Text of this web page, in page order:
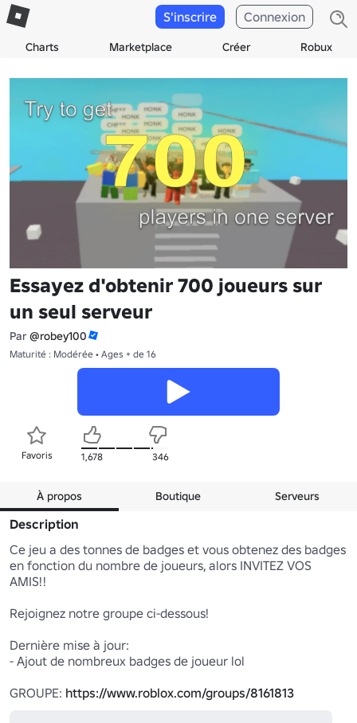
Charts Marketplace Créer Robux
S'inscrire Connexion
Essayez d'obtenir 700 joueurs sur
un seul serveur
Par @robey100
Maturité : Modérée • Ages + de 16
Favoris 1,678 346
À propos Boutique Serveurs
Description
Ce jeu a des tonnes de badges et vous obtenez des badges
en fonction du nombre de joueurs, alors INVITEZ VOS
AMIS!!
Rejoignez notre groupe ci-dessous!
Dernière mise à jour:
- Ajout de nombreux badges de joueur lol
GROUPE: https://www.roblox.com/groups/8161813